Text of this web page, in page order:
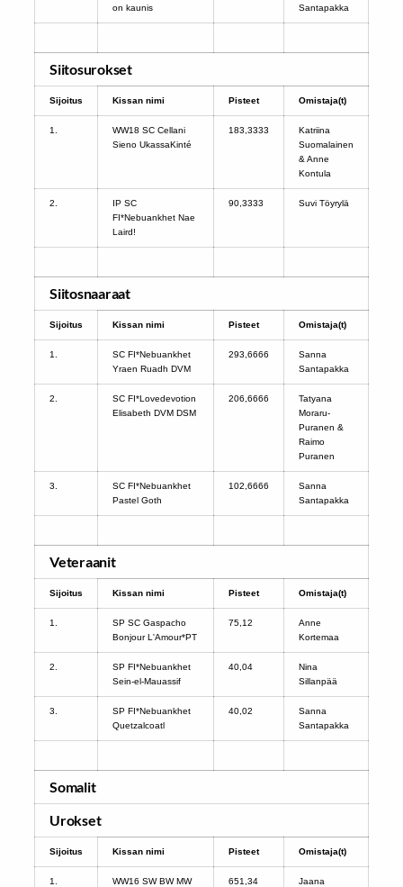
on kaunis
Santapakka
Siitosurokset
Sijoitus Kissan nimi Pisteet Omistaja(t)
1.
WW18 SC Cellani
Sieno UkassaKinté
183,3333
Katriina
Suomalainen
& Anne
Kontula
2.
IP SC
FI*Nebuankhet Nae
Laird!
90,3333 Suvi Töyrylä
Siitosnaaraat
Sijoitus Kissan nimi Pisteet Omistaja(t)
1.
SC FI*Nebuankhet
Yraen Ruadh DVM
293,6666
Sanna
Santapakka
2.
SC FI*Lovedevotion
Elisabeth DVM DSM
206,6666
Tatyana
Moraru-
Puranen &
Raimo
Puranen
3.
SC FI*Nebuankhet
Pastel Goth
102,6666
Sanna
Santapakka
Veteraanit
Sijoitus Kissan nimi Pisteet Omistaja(t)
1.
SP SC Gaspacho
Bonjour L'Amour*PT
75,12
Anne
Kortemaa
2.
SP FI*Nebuankhet
Sein-el-Mauassif
40,04
Nina
Sillanpää
3.
SP FI*Nebuankhet
Quetzalcoatl
40,02
Sanna
Santapakka
Somalit
Urokset
Sijoitus Kissan nimi Pisteet Omistaja(t)
1.
WW16 SW BW MW
651,34
Jaana